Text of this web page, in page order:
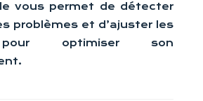
vous permet de détecter
problèmes et d’ajuster les
optimiser son